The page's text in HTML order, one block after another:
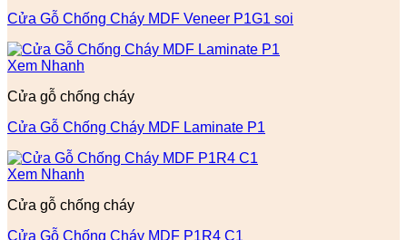
Cửa Gỗ Chống Cháy MDF Veneer P1G1 soi
Xem Nhanh
Cửa gỗ chống cháy
Cửa Gỗ Chống Cháy MDF Laminate P1
Xem Nhanh
Cửa gỗ chống cháy
Cửa Gỗ Chống Cháy MDF P1R4 C1